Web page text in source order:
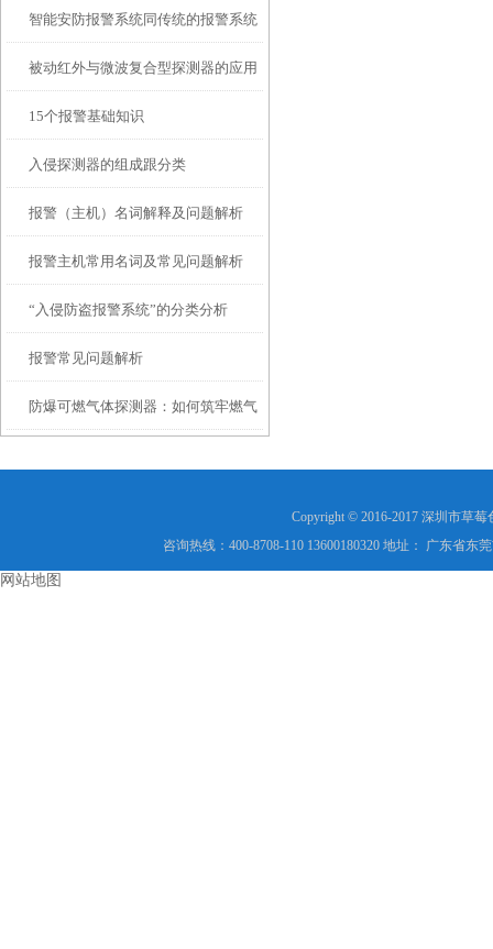
智能安防报警系统同传统的报警系统
相比有哪些不同呢?
被动红外与微波复合型探测器的应用
15个报警基础知识
入侵探测器的组成跟分类
报警（主机）名词解释及问题解析
报警主机常用名词及常见问题解析
“入侵防盗报警系统”的分类分析
报警常见问题解析
防爆可燃气体探测器：如何筑牢燃气
Copyright © 2016-2017 深圳市草
咨询热线：400-8708-110 13600180320 地址： 广东省
网站地图